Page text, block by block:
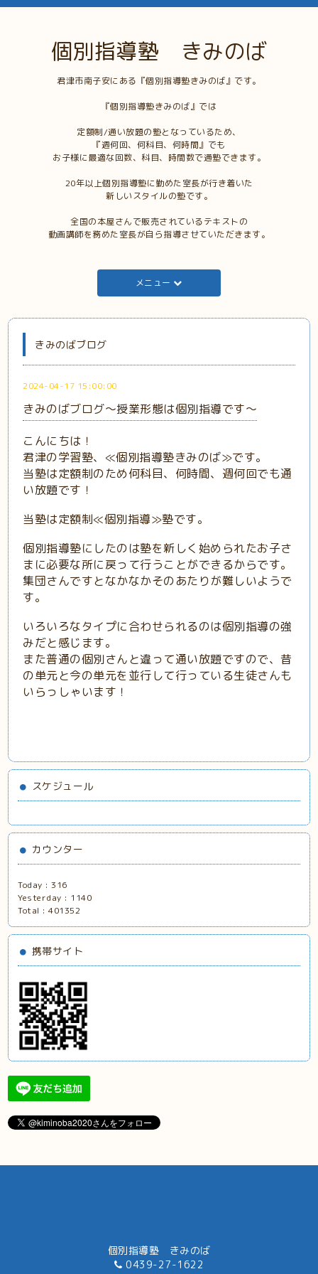
個別指導塾 きみのば
君津市南子安にある『個別指導塾きみのば』です。
『個別指導塾きみのば』では
定額制/通い放題の塾となっているため、
『週何回、何科目、何時間』でも
お子様に最適な回数、科目、時間数で通塾できます。
20年以上個別指導塾に勤めた室長が行き着いた
新しいスタイルの塾です。
全国の本屋さんで販売されているテキストの
動画講師を務めた室長が自ら指導させていただきます。
メニュー
きみのばブログ
2024-04-17 15:00:00
きみのばブログ～授業形態は個別指導です～
こんにちは！
君津の学習塾、≪個別指導塾きみのば≫です。
当塾は定額制のため何科目、何時間、週何回でも通
い放題です！
当塾は定額制≪個別指導≫塾です。
個別指導塾にしたのは塾を新しく始められたお子さ
まに必要な所に戻って行うことができるからです。
集団さんですとなかなかそのあたりが難しいようで
す。
いろいろなタイプに合わせられるのは個別指導の強
みだと感じます。
また普通の個別さんと違って通い放題ですので、昔
の単元と今の単元を並行して行っている生徒さんも
いらっしゃいます！
スケジュール
カウンター
Today :316
Yesterday : 1140
Total :401352
携帯サイト
個別指導塾 きみのば
0439-27-1622